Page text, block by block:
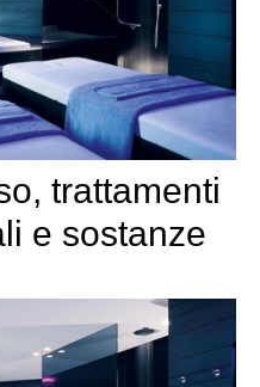
trattamenti
e sostanze